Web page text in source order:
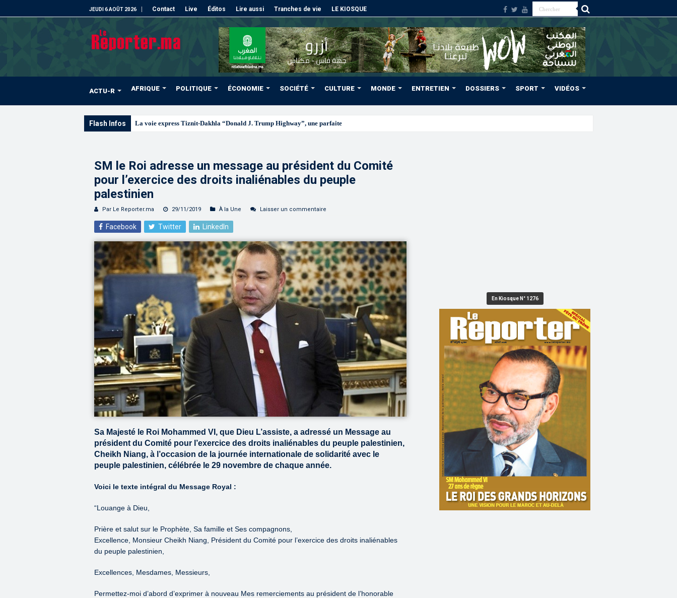
JEUDI 6 AOÛT 2026 Contact Live Éditos Lire aussi Tranches de vie LE KIOSQUE
ACTU-R AFRIQUE POLITIQUE ÉCONOMIE SOCIÉTÉ CULTURE MONDE ENTRETIEN DOSSIERS SPORT VIDÉOS
Flash Infos La voie express Tiznit-Dakhla “Donald J. Trump Highway”, une parfaite illustration de la grande estime mutue
SM le Roi adresse un message au président du Comité
pour l’exercice des droits inaliénables du peuple
palestinien
Par Le Reporter.ma 29/11/2019 À la Une Laisser un commentaire
Facebook Twitter LinkedIn
Sa Majesté le Roi Mohammed VI, que Dieu L’assiste, a adressé un Message au
président du Comité pour l’exercice des droits inaliénables du peuple palestinien,
Cheikh Niang, à l’occasion de la journée internationale de solidarité avec le
peuple palestinien, célébrée le 29 novembre de chaque année.
Voici le texte intégral du Message Royal :
“Louange à Dieu,
Prière et salut sur le Prophète, Sa famille et Ses compagnons,
Excellence, Monsieur Cheikh Niang, Président du Comité pour l’exercice des droits inaliénables
du peuple palestinien,
Excellences, Mesdames, Messieurs,
Permettez-moi d’abord d’exprimer à nouveau Mes remerciements au président de l’honorable
En Kiosque N° 1276